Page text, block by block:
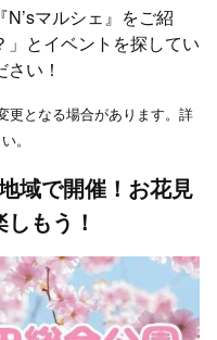
N’sマルシェ』をご紹
とイベントを探してい
い！
更となる場合があります。詳
。
域で開催！お花見
もう！